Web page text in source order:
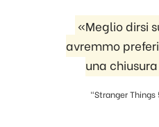
«Meglio dirsi
avremmo
una
"Stranger